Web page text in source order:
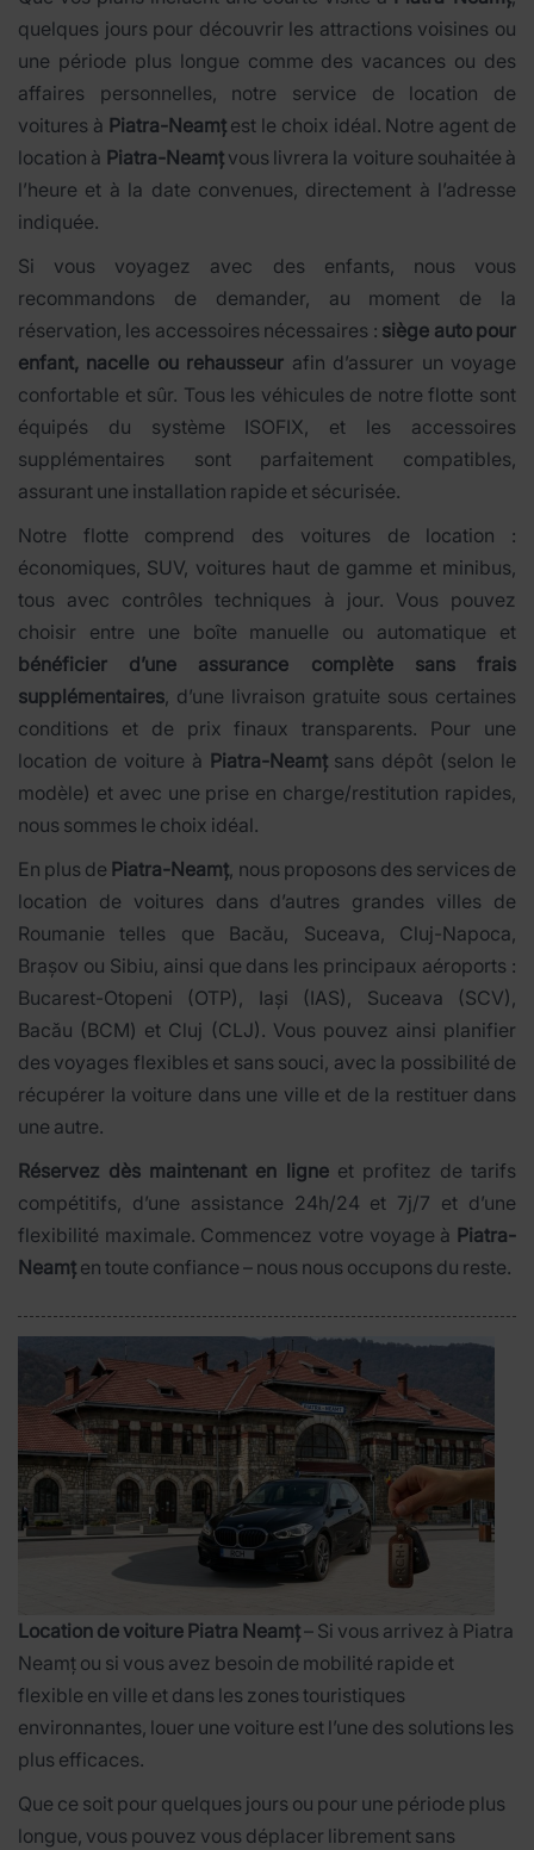
quelques jours pour découvrir les attractions voisines ou
une période plus longue comme des vacances ou des
affaires personnelles, notre service de location de
voitures à Piatra-Neamțest le choix idéal. Notre agent de
location à Piatra-Neamțvous livrera la voiture souhaitée à
l’heure et à la date convenues, directement à l’adresse
indiquée.
Si vous voyagez avec des enfants, nous vous
recommandons de demander, au moment de la
réservation, les accessoires nécessaires : siège auto pour
enfant, nacelle ou rehausseur afin d’assurer un voyage
confortable et sûr. Tous les véhicules de notre flotte sont
équipés du système ISOFIX, et les accessoires
supplémentaires sont parfaitement compatibles,
assurant une installation rapide et sécurisée.
Notre flotte comprend des voitures de location :
économiques, SUV, voitures haut de gamme et minibus,
tous avec contrôles techniques à jour. Vous pouvez
choisir entre une boîte manuelle ou automatique et
bénéficier d’une assurance complète sans frais
supplémentaires, d’une livraison gratuite sous certaines
conditions et de prix finaux transparents. Pour une
location de voiture à Piatra-Neamțsans dépôt (selon le
modèle) et avec une prise en charge/restitution rapides,
nous sommes le choix idéal.
En plus de Piatra-Neamț, nous proposons des services de
location de voitures dans d’autres grandes villes de
Roumanie telles que Bacău, Suceava, Cluj-Napoca,
Brașov ou Sibiu, ainsi que dans les principaux aéroports :
Bucarest-Otopeni (OTP), Iași (IAS), Suceava (SCV),
Bacău (BCM) et Cluj (CLJ). Vous pouvez ainsi planifier
des voyages flexibles et sans souci, avec la possibilité de
récupérer la voiture dans une ville et de la restituer dans
une autre.
Réservez dès maintenant en ligneet profitez de tarifs
compétitifs, d’une assistance 24h/24 et 7j/7 et d’une
flexibilité maximale. Commencez votre voyage à Piatra-
Neamț en toute confiance – nous nous occupons du reste.
Location de voiture Piatra Neamț– Si vous arrivez à Piatra
Neamț ou si vous avez besoin de mobilité rapide et
flexible en ville et dans les zones touristiques
environnantes, louer une voiture est l’une des solutions les
plus efficaces.
Que ce soit pour quelques jours ou pour une période plus
longue, vous pouvez vous déplacer librement sans